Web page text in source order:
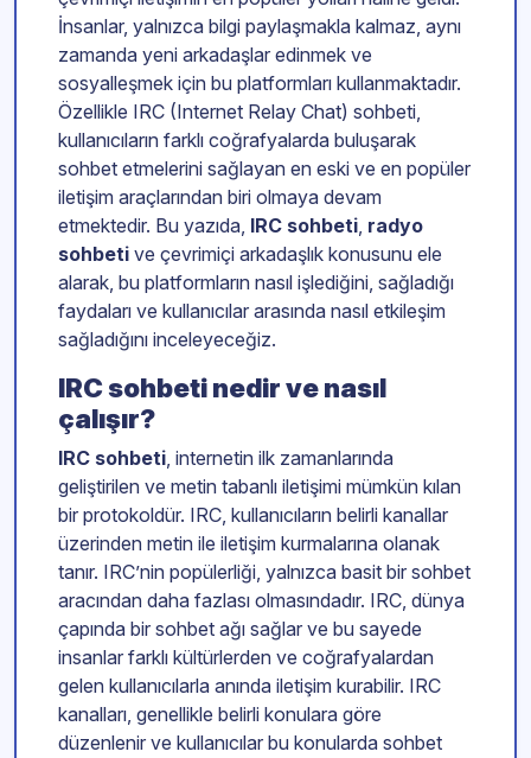
İnsanlar, yalnızca bilgi paylaşmakla kalmaz, aynı
zamanda yeni arkadaşlar edinmek ve
sosyalleşmek için bu platformları kullanmaktadır.
Özellikle IRC (Internet Relay Chat) sohbeti,
kullanıcıların farklı coğrafyalarda buluşarak
sohbet etmelerini sağlayan en eski ve en popüler
iletişim araçlarından biri olmaya devam
etmektedir. Bu yazıda, IRC sohbeti, radyo
sohbeti ve çevrimiçi arkadaşlık konusunu ele
alarak, bu platformların nasıl işlediğini, sağladığı
faydaları ve kullanıcılar arasında nasıl etkileşim
sağladığını inceleyeceğiz.
IRC sohbeti nedir ve nasıl
çalışır?
IRC sohbeti, internetin ilk zamanlarında
geliştirilen ve metin tabanlı iletişimi mümkün kılan
bir protokoldür. IRC, kullanıcıların belirli kanallar
üzerinden metin ile iletişim kurmalarına olanak
tanır. IRC’nin popülerliği, yalnızca basit bir sohbet
aracından daha fazlası olmasındadır. IRC, dünya
çapında bir sohbet ağı sağlar ve bu sayede
insanlar farklı kültürlerden ve coğrafyalardan
gelen kullanıcılarla anında iletişim kurabilir. IRC
kanalları, genellikle belirli konulara göre
düzenlenir ve kullanıcılar bu konularda sohbet